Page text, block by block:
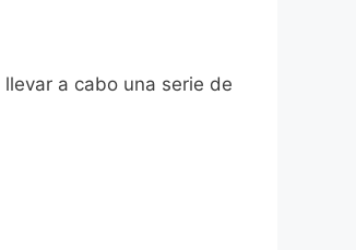
a cabo una serie de